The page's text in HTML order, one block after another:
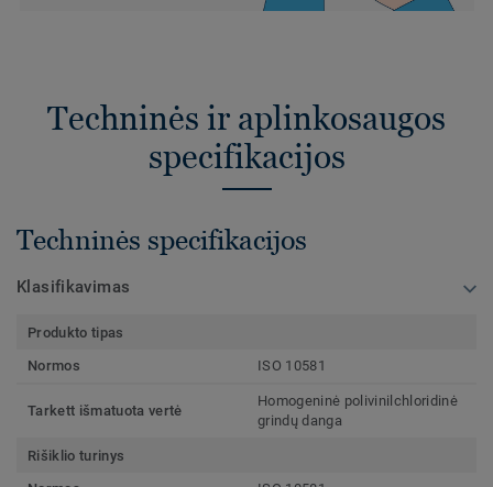
Techninės ir aplinkosaugos
specifikacijos
Techninės specifikacijos
Klasifikavimas
Produkto tipas
Normos
ISO 10581
Tarkett išmatuota vertė
Homogeninė polivinilchloridinė
grindų danga
Rišiklio turinys